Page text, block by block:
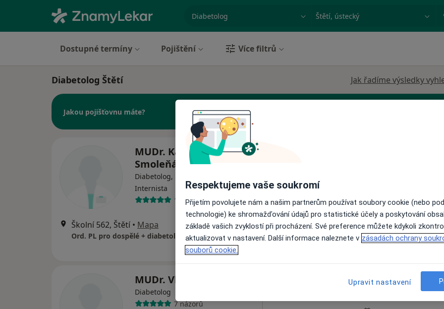
specializace, nemoc nebo příjmeníMěsto nebo region
Dostupné termíny Pojištění Více filtrů
Diabetolog Štětí Jak řadíme výsledky
Jakou pojišťovnu máte?
MUDr. Kateřina
Smoleňáková
Diabetolog, Praktický lékař,
Internista
16 názorů
Školní 562, Štětí • Mapa
Ord. PL pro dospělé + diabetologie
Rezervovat termín
MUDr. Vlasta Kazetská
Diabetolog
7 názorů
Zítra Po
11
Respektujeme vaše soukromí
Přijetím povolujete nám a našim partnerům používat soubory cookie (nebo
technologie) ke shromažďování údajů pro statistické účely a poskytování
základě vašich zvyklostí při procházení. Své preference můžete kdykoli
aktualizovat v nastavení. Další informace naleznete v zásadách ochrany
souborů cookie.
Upravit nastavení